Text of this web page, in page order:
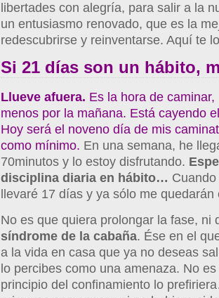
libertades con alegría, para salir a la
un entusiasmo renovado, que es la
redescubrirse y reinventarse. Aquí te
Si 21 días son un hábito,
Llueve afuera. Es la hora de
menos por la mañana. Está cayendo
Hoy será el noveno día de mis
como mínimo. En una semana, he
70minutos y lo estoy disfrutando.
disciplina diaria en hábito…
llevaré 17 días y ya sólo me
No es que quiera prolongar la fase, ni
síndrome de la cabaña. Ése en el
a la vida en casa que ya no deseas
lo percibes como una amenaza. No
principio del confinamiento lo